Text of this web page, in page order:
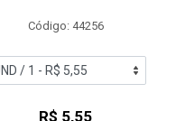
Código: 44256
R$ 5,55